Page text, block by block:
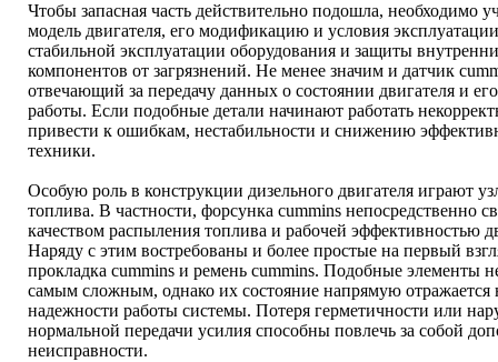
Чтобы запасная часть действительно подошла, необходимо
модель двигателя, его модификацию и условия
стабильной эксплуатации оборудования и защиты
компонентов от загрязнений. Не менее значим и датчик
отвечающий за передачу данных о состоянии двигателя и
работы. Если подобные детали начинают работать
привести к ошибкам, нестабильности и снижению
техники.
Особую роль в конструкции дизельного двигателя играют
топлива. В частности, форсунка cummins непосредственно
качеством распыления топлива и рабочей эффективностью
Наряду с этим востребованы и более простые на первый
прокладка cummins и ремень cummins. Подобные элементы
самым сложным, однако их состояние напрямую отражается
надежности работы системы. Потеря герметичности или
нормальной передачи усилия способны повлечь за собой
неисправности.